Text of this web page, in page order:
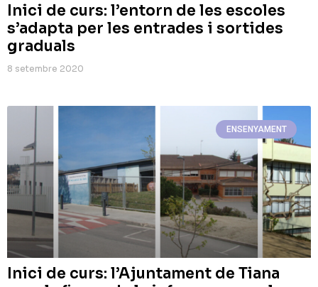
Inici de curs: l’entorn de les escoles
s’adapta per les entrades i sortides
graduals
8 setembre 2020
ENSENYAMENT
Inici de curs: l’Ajuntament de Tiana